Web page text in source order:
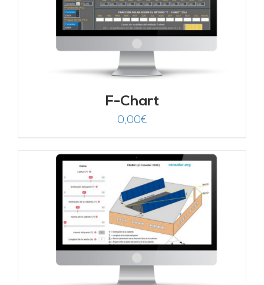
F-Chart
0,00€